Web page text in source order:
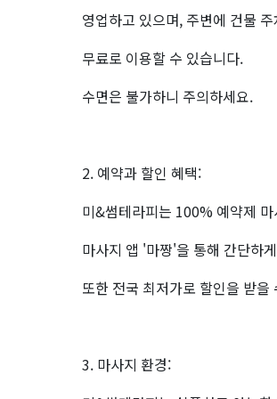
영업하고 있으며, 주변에 건물
무료로 이용할 수 있습니다.
수면은 불가하니 주의하세요.
2. 예약과 할인 혜택:
미&썸테라피는 100% 예약제
마사지 앱 '마짱'을 통해 간단하
또한 전국 최저가로 할인을 받
3. 마사지 환경: